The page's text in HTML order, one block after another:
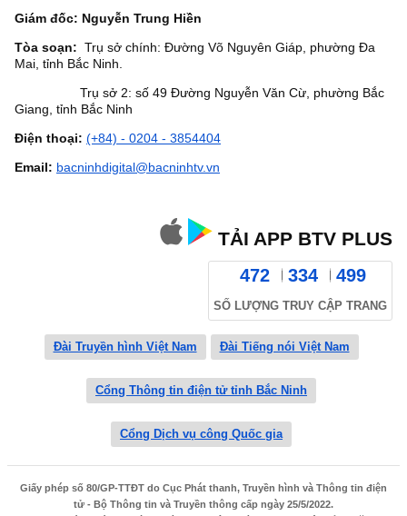
Giám đốc: Nguyễn Trung Hiền
Tòa soạn: Trụ sở chính: Đường Võ Nguyên Giáp, phường Đa
Mai, tỉnh Bắc Ninh.
Trụ sở 2: số 49 Đường Nguyễn Văn Cừ, phường Bắc
Giang, tỉnh Bắc Ninh
Điện thoại: (+84) - 0204 - 3854404
Email: bacninhdigital@bacninhtv.vn
TẢI APP BTV PLUS
472 334 499
SỐ LƯỢNG TRUY CẬP TRANG
Đài Truyền hình Việt Nam Đài Tiếng nói Việt Nam
Cổng Thông tin điện tử tỉnh Bắc Ninh
Cổng Dịch vụ công Quốc gia
Giấy phép số 80/GP-TTĐT do Cục Phát thanh, Truyền hình và Thông tin điện
tử - Bộ Thông tin và Truyền thông cấp ngày 25/5/2022.